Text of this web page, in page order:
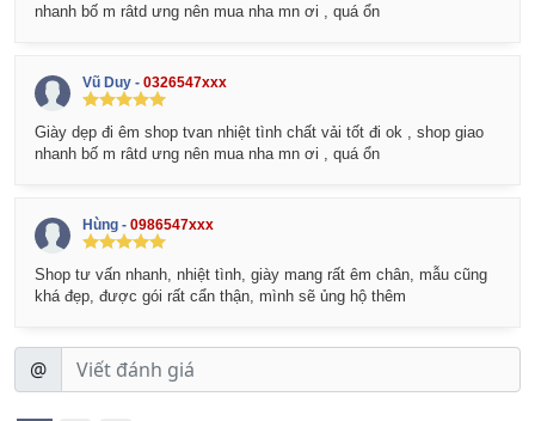
nhanh bố m râtd ưng nên mua nha mn ơi , quá ổn
Vũ Duy - 0326547xxx
Giày dẹp đi êm shop tvan nhiệt tình chất vải tốt đi ok , shop giao
nhanh bố m râtd ưng nên mua nha mn ơi , quá ổn
Hùng - 0986547xxx
Shop tư vấn nhanh, nhiệt tình, giày mang rất êm chân, mẫu cũng
khá đẹp, được gói rất cẩn thận, mình sẽ ủng hộ thêm
@